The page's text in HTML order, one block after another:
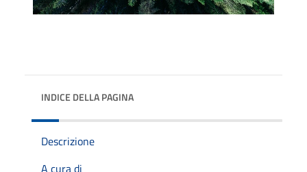
INDICE DELLA PAGINA
Descrizione
A cura di